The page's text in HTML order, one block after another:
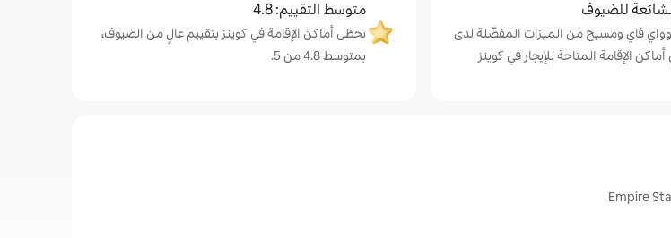
للضيوف
فاي ومسبح من الميزات المفضّلة لدى
الإقامة المتاحة للإيجار في كوينز
متوسط التقييم: 4.8
تحظى أماكن الإقامة في كوينز بتقييم عالٍ من الضيوف،
بمتوسط 4.8 من 5.